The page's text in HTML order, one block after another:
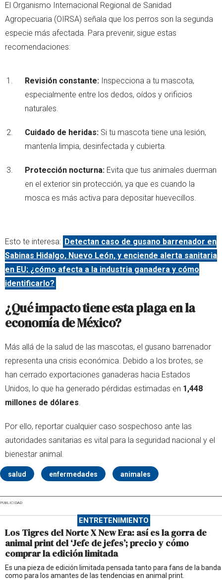
El Organismo Internacional Regional de Sanidad
Agropecuaria (OIRSA) señala que los perros son la segunda
especie más afectada. Para prevenir, sigue estas
recomendaciones:
Revisión constante: Inspecciona a tu mascota,
especialmente entre los dedos, oídos y orificios
naturales.
Cuidado de heridas: Si tu mascota tiene una lesión,
mantenla limpia, desinfectada y cubierta.
Protección nocturna: Evita que tus animales duerman
en el exterior sin protección, ya que es cuando la
mosca es más activa para depositar huevecillos.
Esto te interesa: Detectan caso de gusano barrenador en
Sabinas Hidalgo, Nuevo León, y enciende alerta sanitaria
en EU; ¿cómo afecta a la industria ganadera y cómo
identificarlo?
¿Qué impacto tiene esta plaga en la
economía de México?
Más allá de la salud de las mascotas, el gusano barrenador
representa una crisis económica. Debido a los brotes, se
han cerrado exportaciones ganaderas hacia Estados
Unidos, lo que ha generado pérdidas estimadas en 1,448
millones de dólares.
Por ello, reportar cualquier caso sospechoso ante las
autoridades sanitarias es vital para la seguridad nacional y el
bienestar animal.
salud enfermedades animales
PUBLICIDAD
ENTRETENIMIENTO
Los Tigres del Norte X New Era: así es la gorra de
animal print del ‘Jefe de jefes’; precio y cómo
comprar la edición limitada
Es una pieza de edición limitada pensada tanto para fans de la banda
como para los amantes de las tendencias en animal print.